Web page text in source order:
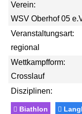
Verein:
WSV Oberhof 05
Veranstaltungsart:
regional
Wettkampfform:
Crosslauf
Disziplinen:
Biathlon